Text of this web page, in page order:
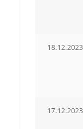
18.12.2023
17.12.2023